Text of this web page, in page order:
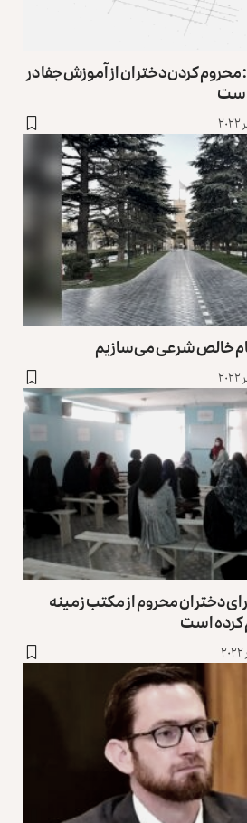
زن بودن (۳): محروم کردن دختران از آموزش جفا در
خالص شرعی می‌سازیم
دختران محروم از مکتب زمینه
کرده است